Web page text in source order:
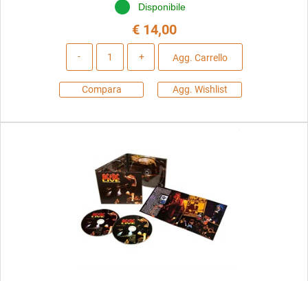
Disponibile
€ 14,00
Agg. Carrello
Compara Agg. Wishlist